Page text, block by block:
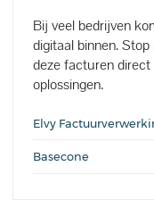
Bij veel bedrijven
digitaal binnen.
deze facturen
oplossingen.
Elvy
Basecone